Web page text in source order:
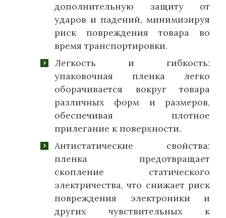
дополнительную защиту от
ударов и падений, минимизируя
риск повреждения товара во
время транспортировки.
Легкость и гибкость:
упаковочная пленка легко
оборачивается вокруг товара
различных форм и размеров,
обеспечивая плотное
прилегание к поверхности.
Антистатические свойства:
пленка предотвращает
скопление статического
электричества, что снижает риск
повреждения электроники и
других чувствительных к